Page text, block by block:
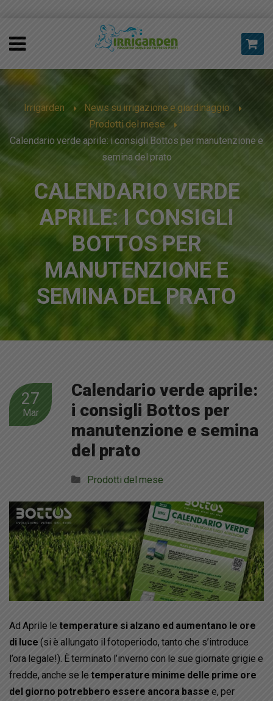
Irrigarden
News su irrigazione e giardinaggio
Prodotti del mese
Calendario verde aprile: i consigli Bottos per manutenzione e
semina del prato
CALENDARIO VERDE
APRILE: I CONSIGLI
BOTTOS PER
MANUTENZIONE E
SEMINA DEL PRATO
27
Mar
Calendario verde aprile:
i consigli Bottos per
manutenzione e semina
del prato
Prodotti del mese
Ad Aprile le temperature si alzano ed aumentano le ore
di luce (si è allungato il fotoperiodo, tanto che s’introduce
l’ora legale!). È terminato l’inverno con le sue giornate grigie e
fredde, anche se le temperature minime delle prime ore
del giorno potrebbero essere ancora basse e, per